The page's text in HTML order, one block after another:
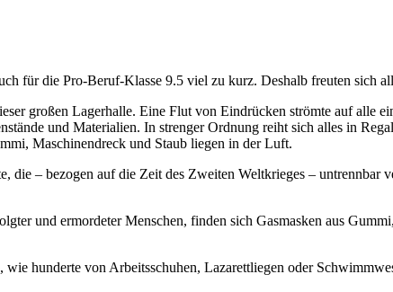
für die Pro-Beruf-Klasse 9.5 viel zu kurz. Deshalb freuten sich
großen Lagerhalle. Eine Flut von Eindrücken strömte auf alle
und Materialien. In strenger Ordnung reiht sich alles in
Maschinendreck und Staub liegen in der Luft.
die – bezogen auf die Zeit des Zweiten Weltkrieges –
und ermordeter Menschen, finden sich Gasmasken aus
wie hunderte von Arbeitsschuhen, Lazarettliegen oder